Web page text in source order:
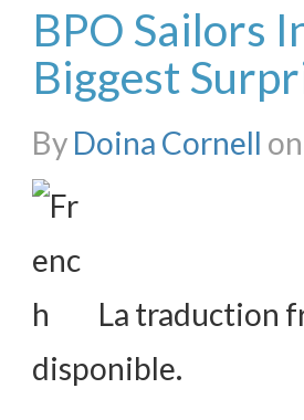
BPO Sailors
Biggest
By Doina Cornell
La traduction
disponible.